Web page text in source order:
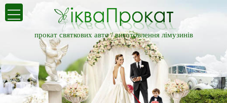
прокат святкових авто /виготовлення лімузинів